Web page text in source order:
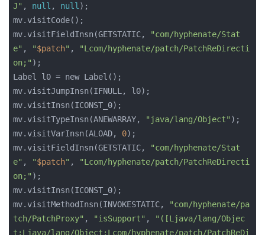
J" , null , null );
mv.visitCode();
mv.visitFieldInsn(GETSTATIC,
"com/hyphenate/Stat
e" , "$patch" ,
"Lcom/hyphenate/patch/PatchReDirecti
on;" );
Label l0 = new Label();
mv.visitJumpInsn(IFNULL, l0);
mv.visitInsn(ICONST_0);
mv.visitTypeInsn(ANEWARRAY,
"java/lang/Object" );
mv.visitVarInsn(ALOAD, 0);
mv.visitFieldInsn(GETSTATIC,
"com/hyphenate/Stat
e" , "$patch" ,
"Lcom/hyphenate/patch/PatchReDirecti
on;" );
mv.visitInsn(ICONST_0);
mv.visitMethodInsn(INVOKESTATIC,
"com/hyphenate/pa
tch/PatchProxy" , "isSupport" , "( [Ljava/lang/Objec
t;Ljava/lang/Object;Lcom/hyphenate/patch/PatchReDi